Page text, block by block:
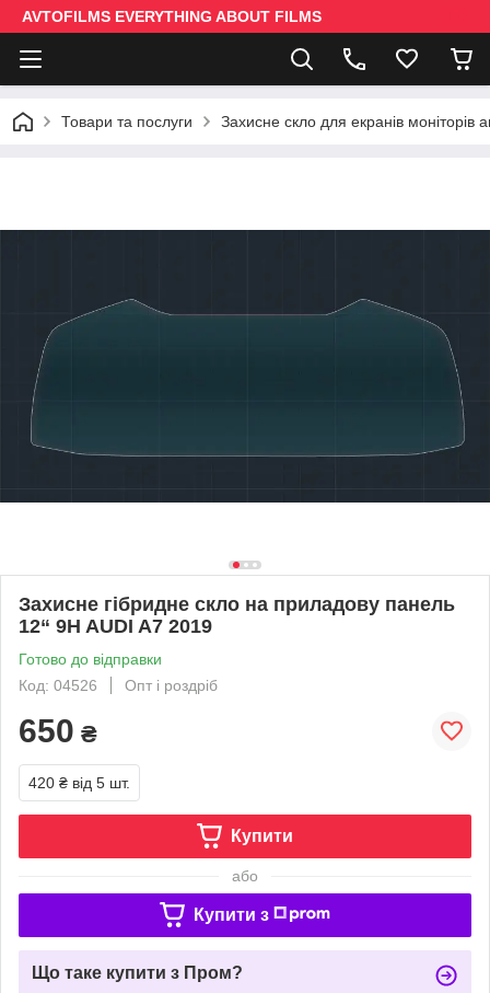
AVTOFILMS EVERYTHING ABOUT FILMS
Товари та послуги Захисне скло для екранів моніторів
Захисне гібридне скло на приладову панель
12“ 9H AUDI A7 2019
Готово до відправки
Код: 04526
Опт і роздріб
650 ₴
420 ₴ від 5 шт.
Купити
або
Купити з
Що таке купити з Пром?